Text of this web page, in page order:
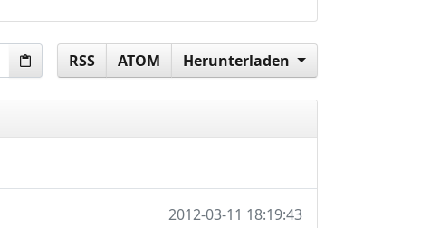
RSS ATOM Herunterladen
2012-03-11 18:19:43